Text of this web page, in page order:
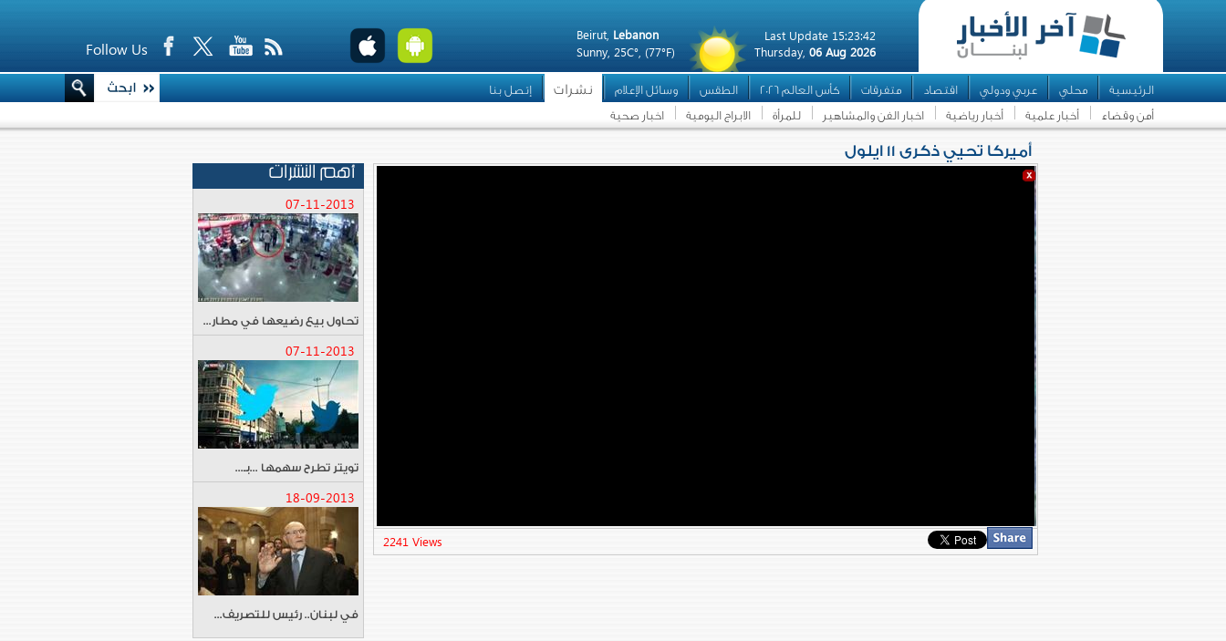
Last Update 15:23:42
Thursday, 06 Aug 2026
Beirut, Lebanon
Sunny, 25C°, (77°F)
Follow Us
الرئيسية محلي عربي ودولي اقتصاد متفرقات كأس العالم 2026 الطقس وسائل الإعلام نشرات
إتصل بنا
أمن وقضاء
أخبار علمية أخبار رياضية اخبار الفن والمشاهير للمرأة الابراج اليومية اخبار صحية
أميركا تحيي ذكرى 11 ايلول
2241 Views
أهم النشرات
07-11-2013
تحاول بيع رضيعها في مطار...
07-11-2013
تويتر تطرح سهمها ...بـ...
18-09-2013
في لبنان.. رئيس للتصريف...